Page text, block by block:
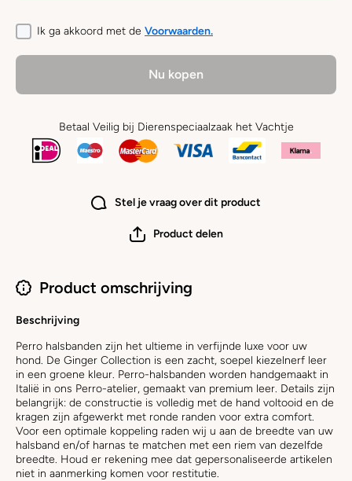
Ik ga akkoord met de Voorwaarden.
Nu kopen
Betaal Veilig bij Dierenspeciaalzaak het Vachtje
Stel je vraag over dit product
Product delen
Product omschrijving
Beschrijving
Perro halsbanden zijn het ultieme in verfijnde luxe voor uw
hond. De Ginger Collection is een zacht, soepel kiezelnerf leer
in een groene kleur. Perro-halsbanden worden handgemaakt in
Italië in ons Perro-atelier, gemaakt van premium leer. Details zijn
belangrijk: de constructie is volledig met de hand voltooid en de
kragen zijn afgewerkt met ronde randen voor extra comfort.
Voor een optimale koppeling raden wij u aan de breedte van uw
halsband en/of harnas te matchen met een riem van dezelfde
breedte. Houd er rekening mee dat gepersonaliseerde artikelen
niet in aanmerking komen voor restitutie.